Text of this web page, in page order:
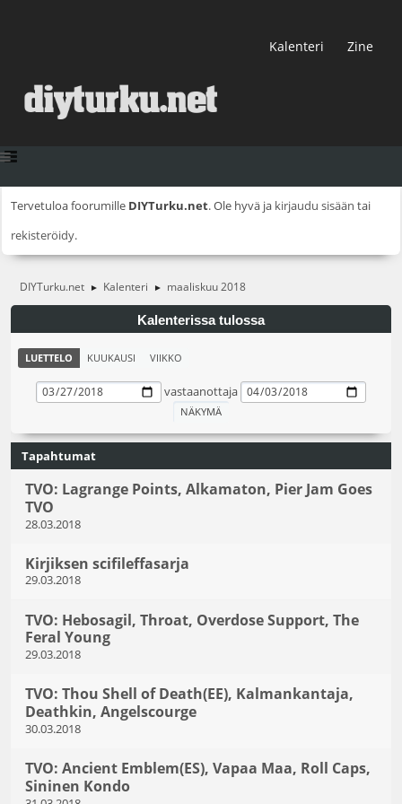
Kalenteri Zine
Tervetuloa foorumille DIYTurku.net. Ole hyvä ja kirjaudu sisään tai
rekisteröidy.
DIYTurku.net ► Kalenteri ► maaliskuu 2018
Kalenterissa tulossa
LUETTELO KUUKAUSI VIIKKO
vastaanottaja
Tapahtumat
TVO: Lagrange Points, Alkamaton, Pier Jam Goes
TVO
28.03.2018
Kirjiksen scifileffasarja
29.03.2018
TVO: Hebosagil, Throat, Overdose Support, The
Feral Young
29.03.2018
TVO: Thou Shell of Death(EE), Kalmankantaja,
Deathkin, Angelscourge
30.03.2018
TVO: Ancient Emblem(ES), Vapaa Maa, Roll Caps,
Sininen Kondo